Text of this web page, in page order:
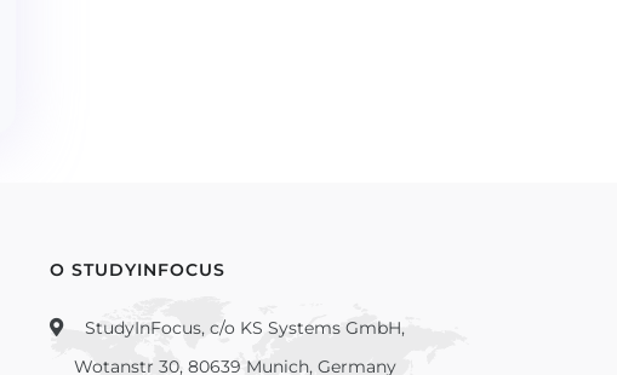
О STUDYINFOCUS
StudyInFocus, c/o KS Systems GmbH,
Wotanstr 30, 80639 Munich, Germany